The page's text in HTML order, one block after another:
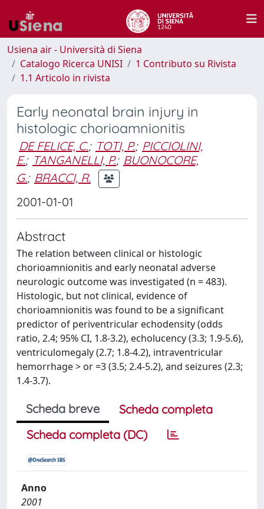
Usiena air - Università di Siena
Catalogo Ricerca UNISI
1 Contributo su Rivista
1.1 Articolo in rivista
Early neonatal brain injury in
histologic chorioamnionitis
DE FELICE, C.; TOTI, P.; PICCIOLINI,
E.; TANGANELLI, P.; BUONOCORE,
G.; BRACCI, R.
2001-01-01
Abstract
The relation between clinical or histologic
chorioamnionitis and early neonatal adverse
neurologic outcome was investigated (n = 483).
Histologic, but not clinical, evidence of
chorioamnionitis was found to be a significant
predictor of periventricular echodensity (odds
ratio, 2.4; 95% CI, 1.8-3.2), echolucency (3.3; 1.9-5.6),
ventriculomegaly (2.7; 1.8-4.2), intraventricular
hemorrhage > or =3 (3.5; 2.4-5.2), and seizures (2.3;
1.4-3.7).
Scheda breve
Scheda completa
Scheda completa (DC)
Anno
2001